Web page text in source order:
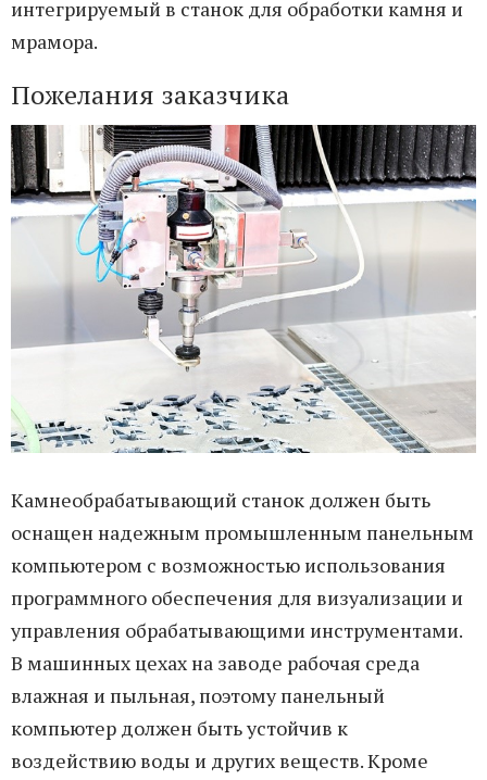
интегрируемый в станок для обработки камня и
мрамора.
Пожелания заказчика
Камнеобрабатывающий станок должен быть
оснащен надежным промышленным панельным
компьютером с возможностью использования
программного обеспечения для визуализации и
управления обрабатывающими инструментами.
В машинных цехах на заводе рабочая среда
влажная и пыльная, поэтому панельный
компьютер должен быть устойчив к
воздействию воды и других веществ. Кроме